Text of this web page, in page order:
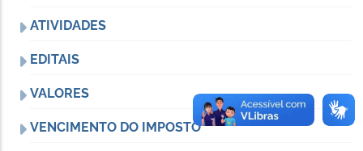
ATIVIDADES
EDITAIS
VALORES
VENCIMENTO DO IMPOSTO